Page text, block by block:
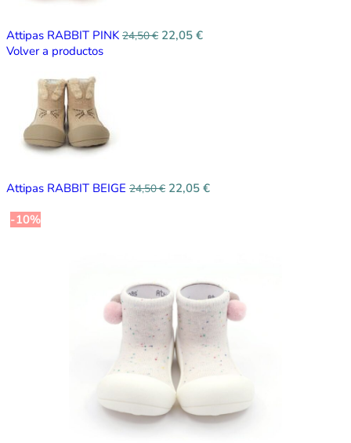
Attipas RABBIT PINK 24,50€ 22,05 €
Volver a productos
Attipas RABBIT BEIGE 24,50€ 22,05 €
-10%